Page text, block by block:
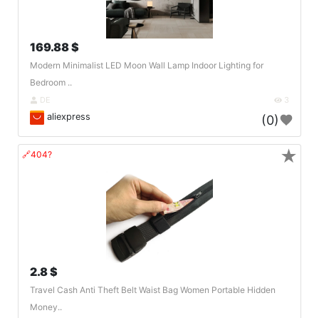
169.88 $
Modern Minimalist LED Moon Wall Lamp Indoor Lighting for
Bedroom ..
DE 3
aliexpress (0)
🔗404?
2.8 $
Travel Cash Anti Theft Belt Waist Bag Women Portable Hidden
Money..
★